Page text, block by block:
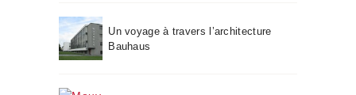
Un voyage à travers l’architecture
Bauhaus